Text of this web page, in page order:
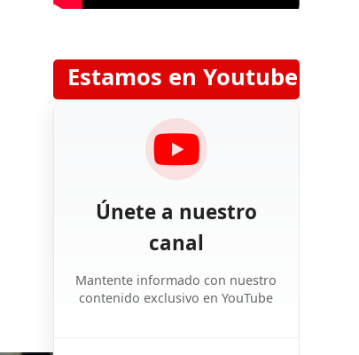
Estamos en Youtube
Únete a nuestro
canal
Mantente informado con nuestro
contenido exclusivo en YouTube